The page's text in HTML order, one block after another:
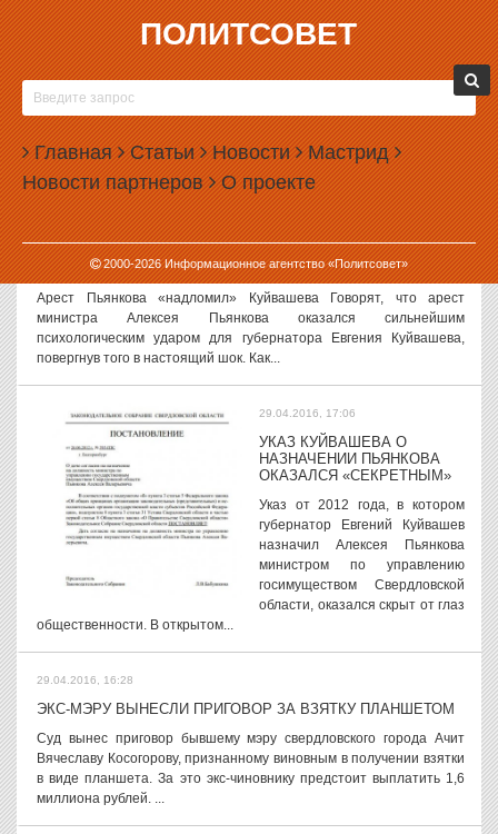
ПОЛИТСОВЕТ
Главная Статьи Новости Мастрид
Новости партнеров О проекте
2000-2026Информационное агентство «Политсовет»
29.04.2016, 17:47
ПОЛИТНЕДЕЛЯ 25-29 АПРЕЛЯ
Неделя с 25 по 29 апреля была самой необычной в этом году —
как минимум, для журналистов и для политиков. Вся она прошла
под знаком одного события — задержания и ареста министра по
управлению...
29.04.2016, 17:32
СЛУХИ И ВЕРСИИ, 29 АПРЕЛЯ
Арест Пьянкова «надломил» Куйвашева Говорят, что арест
министра Алексея Пьянкова оказался сильнейшим
психологическим ударом для губернатора Евгения Куйвашева,
повергнув того в настоящий шок. Как...
29.04.2016, 17:06
УКАЗ КУЙВАШЕВА О
НАЗНАЧЕНИИ ПЬЯНКОВА
ОКАЗАЛСЯ «СЕКРЕТНЫМ»
Указ от 2012 года, в котором
губернатор Евгений Куйвашев
назначил Алексея Пьянкова
министром по управлению
госимуществом Свердловской
области, оказался скрыт от глаз
общественности. В открытом...
29.04.2016, 16:28
ЭКС-МЭРУ ВЫНЕСЛИ ПРИГОВОР ЗА ВЗЯТКУ ПЛАНШЕТОМ
Суд вынес приговор бывшему мэру свердловского города Ачит
Вячеславу Косогорову, признанному виновным в получении взятки
в виде планшета. За это экс-чиновнику предстоит выплатить 1,6
миллиона рублей. ...